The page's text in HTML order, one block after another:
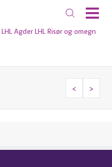
LHL Agder LHL Risør og omegn
< >